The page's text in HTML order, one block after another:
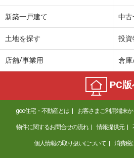
新築一戸建て 中古
土地を探す 投資
店舗/事業用 倉
PC
goo住宅・不動産とは お客さまご利用端末
物件に関するお問合せの流れ 情報提供元
個人情報の取り扱いについて 消費税